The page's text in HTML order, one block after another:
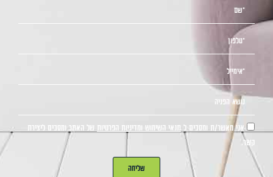
אני מאשר/ת ומסכים ל תנאי השימוש ומדיניות הפרטיות של האתר ומסכים ליצירת
קשר.
שליחה